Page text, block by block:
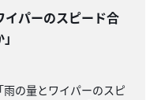
イパーのスピード合
の量とワイパーのスピ